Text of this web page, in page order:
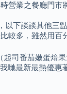
營業之餐廳門市
下談談其他三點
多，雖然用
司番茄嫩蛋焙
哋最新最熱優